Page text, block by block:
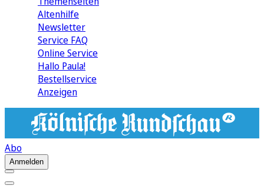
Altenhilfe
Newsletter
Service FAQ
Online Service
Hallo Paula!
Bestellservice
Anzeigen
Abo
Anmelden